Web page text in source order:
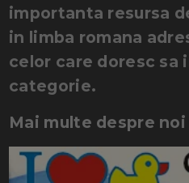
importanta resursa
in limba romana
celor care doresc sa
categorie.
Mai multe despre noi